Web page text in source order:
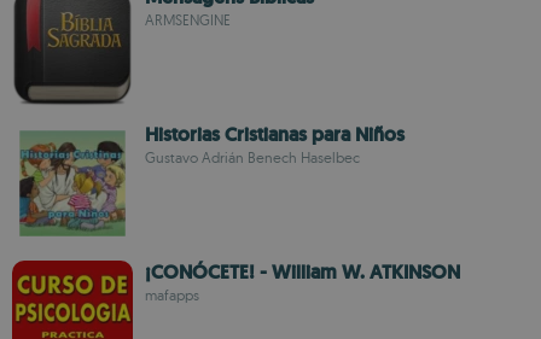
ARMSENGINE
Historias Cristianas para Niños
Gustavo Adrián Benech Haselbec
¡CONÓCETE! - William W. ATKINSON
mafapps